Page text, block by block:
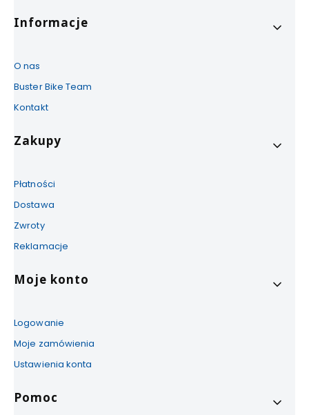
Linki w stopce
Informacje
O nas
Buster Bike Team
Kontakt
Zakupy
Płatności
Dostawa
Zwroty
Reklamacje
Moje konto
Logowanie
Moje zamówienia
Ustawienia konta
Pomoc